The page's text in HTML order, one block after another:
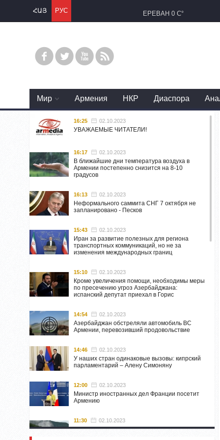
ՀԱՅ РУС ЕРЕВАН 0 C°
Mир Армения НКР Диаспора
16:25 02.10.2023
УВАЖАЕМЫЕ ЧИТАТЕЛИ!
16:17 02.10.2023
В ближайшие дни температура воздуха в
Армении постепенно снизится на 8-10
градусов
16:13 02.10.2023
Неформального саммита СНГ 7 октября не
запланировано - Песков
15:43 02.10.2023
Иран за развитие полезных для региона
транспортных коммуникаций, но не за
изменения международных границ
15:10 02.10.2023
Кроме увеличения помощи, необходимы меры
по пресечению угроз Азербайджана:
испанский депутат приехал в Горис
14:54 02.10.2023
Азербайджан обстреляли автомобиль ВС
Армении, перевозивший продовольствие
14:46 02.10.2023
У наших стран одинаковые вызовы: кипрский
парламентарий – Алену Симоняну
12:00 02.10.2023
Министр иностранных дел Франции посетит
Армению
11:30 02.10.2023
Самвел Шахраманян и группа ответственных